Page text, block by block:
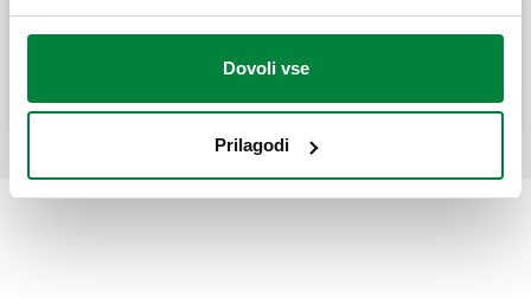
Dovoli vse
Prilagodi
Tropotni krogelni preusmeritveni ventil z